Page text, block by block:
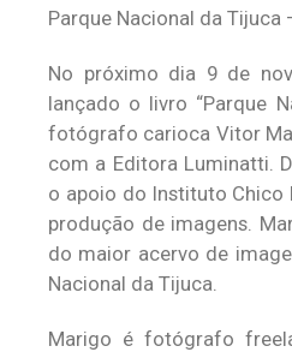
Parque Nacional da
No próximo dia 9 de
lançado o livro “Parque
fotógrafo carioca Vitor
com a Editora Luminatti.
o apoio do Instituto Chico
produção de imagens.
do maior acervo de
Nacional da Tijuca.
Marigo é fotógrafo